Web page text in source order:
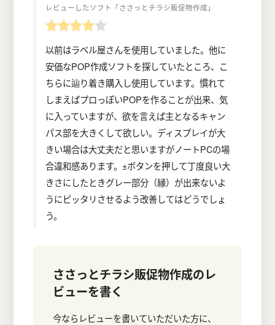
レビューしたソフト「ささっとチラシ販促物作成」
以前はラベル屋さんを使用していました。他に
安価なPOP作成ソフトを探していたところ、こ
ちらに辿り着き購入し使用しています。慣れて
しまえばプロっぽいPOPを作ることが出来、気
に入っていますが、欲を言えば主となるキャン
パス部を大きくして欲しい。ディスプレイが大
きい場合は大丈夫だと思いますがノートPCの場
合違和感あります。±ボタンを押して丁度良い大
きさにしたときグレー部分（縁）が出来ないよ
うにピッタリさせるよう改善してはどうでしょ
う。
ささっとチラシ販促物作成のレ
ビューを書く
今ならレビューを書いていただいた方に、